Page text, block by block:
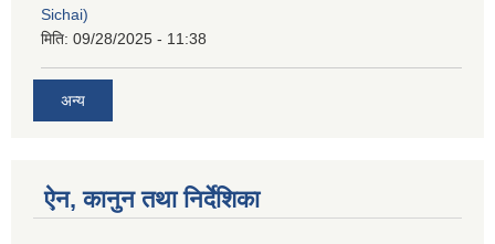
Sichai)
मिति: 09/28/2025 - 11:38
अन्य
ऐन, कानुन तथा निर्देशिका